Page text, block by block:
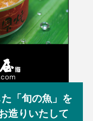
「旬の魚」を
造りいたして